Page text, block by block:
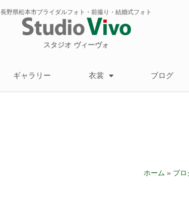
長野県松本市ブライダルフォト・前撮り・結婚式フォト
スタジオ ヴィーヴォ
ギャラリー 衣裳 ブログ
ホーム » ブロ